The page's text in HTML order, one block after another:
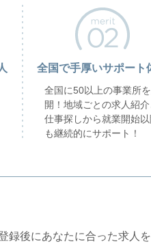
全国で手厚いサポート
全国に50以上の事業所
開！地域ごとの求人紹介
仕事探しから就業開始以
も継続的にサポート！
録後にあなたに合った求人を